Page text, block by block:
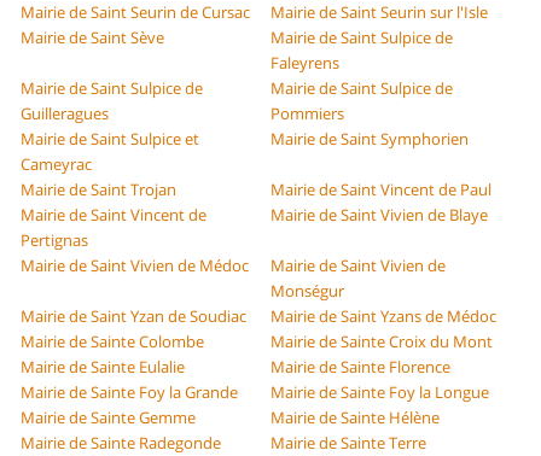
Mairie de Saint Seurin de Cursac
Mairie de Saint Seurin sur l'Isle
Mairie de Saint Sève
Mairie de Saint Sulpice de
Faleyrens
Mairie de Saint Sulpice de
Guilleragues
Mairie de Saint Sulpice de
Pommiers
Mairie de Saint Sulpice et
Cameyrac
Mairie de Saint Symphorien
Mairie de Saint Trojan
Mairie de Saint Vincent de Paul
Mairie de Saint Vincent de
Pertignas
Mairie de Saint Vivien de Blaye
Mairie de Saint Vivien de Médoc
Mairie de Saint Vivien de
Monségur
Mairie de Saint Yzan de Soudiac
Mairie de Saint Yzans de Médoc
Mairie de Sainte Colombe
Mairie de Sainte Croix du Mont
Mairie de Sainte Eulalie
Mairie de Sainte Florence
Mairie de Sainte Foy la Grande
Mairie de Sainte Foy la Longue
Mairie de Sainte Gemme
Mairie de Sainte Hélène
Mairie de Sainte Radegonde
Mairie de Sainte Terre